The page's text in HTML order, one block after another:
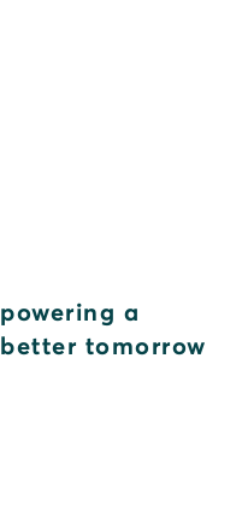
powering a
better tomorrow